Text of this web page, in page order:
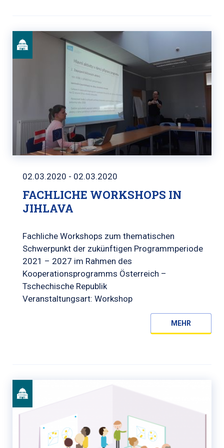
02.03.2020 - 02.03.2020
FACHLICHE WORKSHOPS IN
JIHLAVA
Fachliche Workshops zum thematischen
Schwerpunkt der zukünftigen Programmperiode
2021 – 2027 im Rahmen des
Kooperationsprogramms Österreich –
Tschechische Republik
Veranstaltungsart: Workshop
MEHR